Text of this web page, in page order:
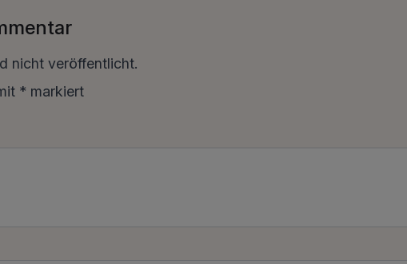
nicht veröffentlicht.
* markiert